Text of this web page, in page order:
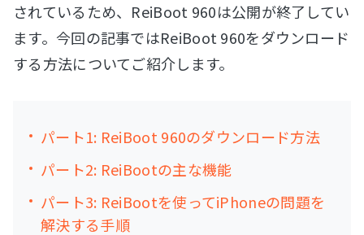
されているため、ReiBoot 960は公開が終了してい
ます。今回の記事ではReiBoot 960をダウンロード
する方法についてご紹介します。
パート1: ReiBoot 960のダウンロード方法
パート2: ReiBootの主な機能
パート3: ReiBootを使ってiPhoneの問題を
解決する手順